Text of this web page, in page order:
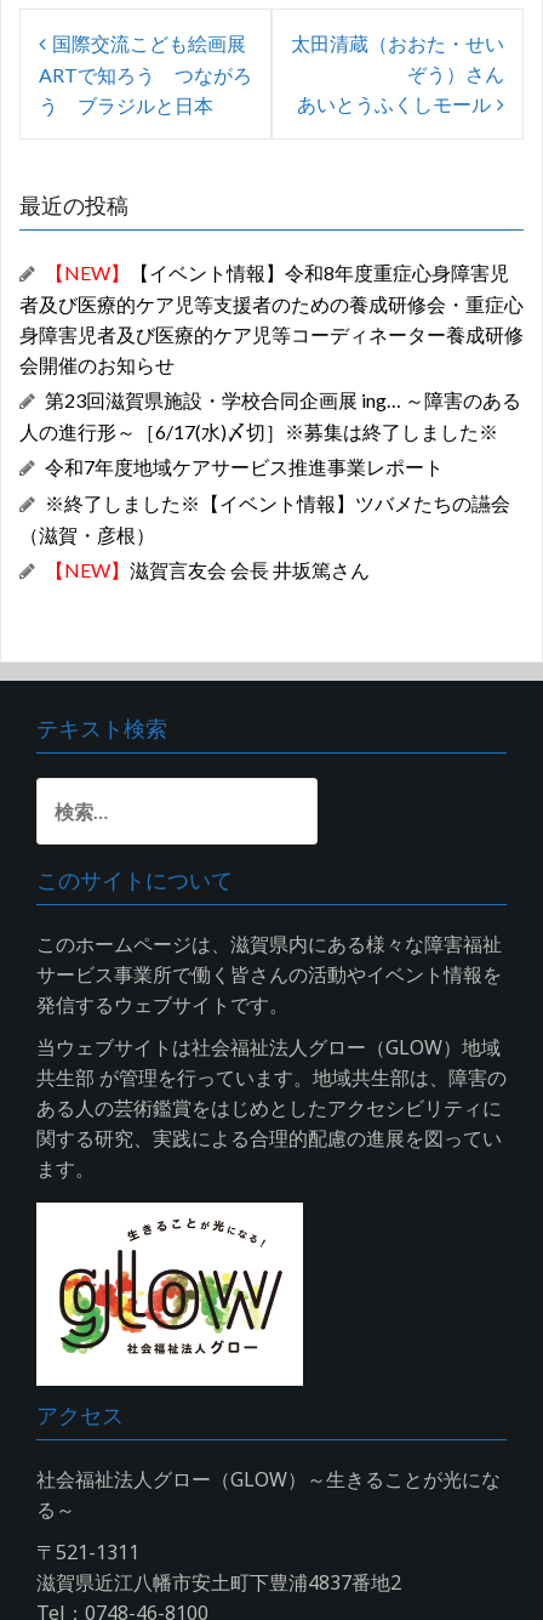
o
o
A
p
投
稿
ナ
ゲ
ー
シ
ョ
ン
国際交流こども絵画展
ARTで知ろう つながろ
う ブラジルと日本
太田清蔵（おおた・せい
ぞう）さん
あいとうふくしモール
最近の投稿
【NEW】
【イベント情報】令和8年度重症心身障害児
者及び医療的ケア児等支援者のための養成研修会・重症心
身障害児者及び医療的ケア児等コーディネーター養成研修
会開催のお知らせ
第23回滋賀県施設・学校合同企画展 ing… ～障害のある
人の進行形～［6/17(水)〆切］※募集は終了しました※
令和7年度地域ケアサービス推進事業レポート
※終了しました※【イベント情報】ツバメたちの讌会
（滋賀・彦根）
【NEW】 滋賀言友会 会長 井坂篤さん
テキスト検索
索:
このサイトについて
このホームページは、滋賀県内にある様々な障害福祉
サービス事業所で働く皆さんの活動やイベント情報を
発信するウェブサイトです。
当ウェブサイトは社会福祉法人グロー（GLOW）地域
共生部 が管理を行っています。地域共生部は、障害の
ある人の芸術鑑賞をはじめとしたアクセシビリティに
関する研究、実践による合理的配慮の進展を図ってい
ます。
アクセス
社会福祉法人グロー（GLOW）～生きることが光にな
る～
〒521-1311
滋賀県近江八幡市安土町下豊浦4837番地2
Tel：0748-46-8100